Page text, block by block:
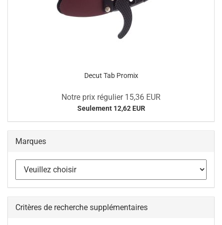
Decut Tab Promix
Notre prix régulier 15,36 EUR
Seulement 12,62 EUR
Marques
Critères de recherche supplémentaires